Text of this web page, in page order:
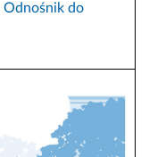
Odnośnik do